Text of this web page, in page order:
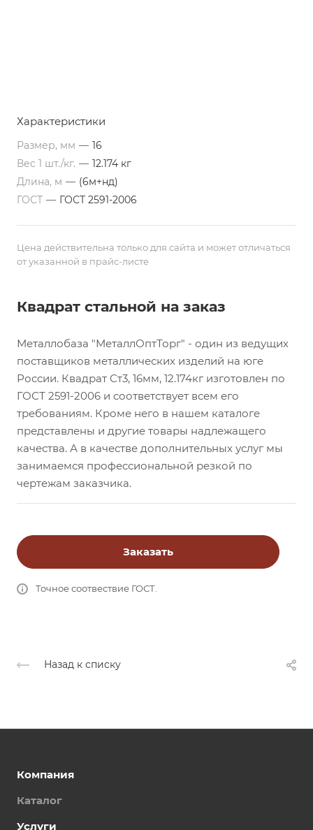
Характеристики
Размер, мм — 16
Вес 1 шт./кг. — 12.174 кг
Длина, м — (6м+нд)
ГОСТ — ГОСТ 2591-2006
Цена действительна только для сайта и может отличаться
от указанной в прайс-листе
Квадрат стальной на заказ
Металлобаза "МеталлОптТорг" - один из ведущих
поставщиков металлических изделий на юге
России. Квадрат Ст3, 16мм, 12.174кг изготовлен по
ГОСТ 2591-2006 и соответствует всем его
требованиям. Кроме него в нашем каталоге
представлены и другие товары надлежащего
качества. А в качестве дополнительных услуг мы
занимаемся профессиональной резкой по
чертежам заказчика.
Заказать
Точное соотвествие ГОСТ.
Назад к списку
Компания
Каталог
Услуги